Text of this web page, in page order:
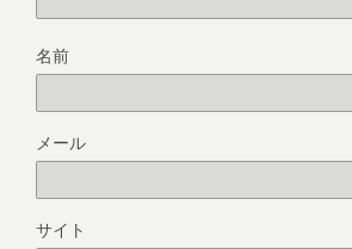
名前
メール
サイト